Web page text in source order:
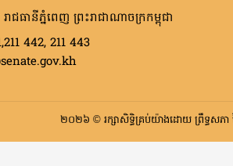
ាជធានីភ្នំពេញ ព្រះរាជាណាចក្រកម្ពុជា
442, 211 443
២០២៦ © រក្សាសិទ្ធិគ្រប់យ៉ាងដោយ ព្រឹទ្ធសភា ន